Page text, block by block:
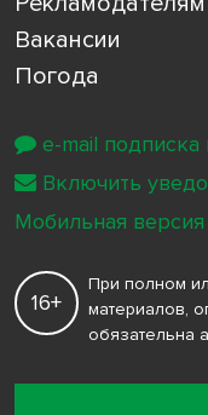
Вакансии
Погода
16+
При полном
материалов,
обязательна
e-mail подписка
Включить
Мобильная версия